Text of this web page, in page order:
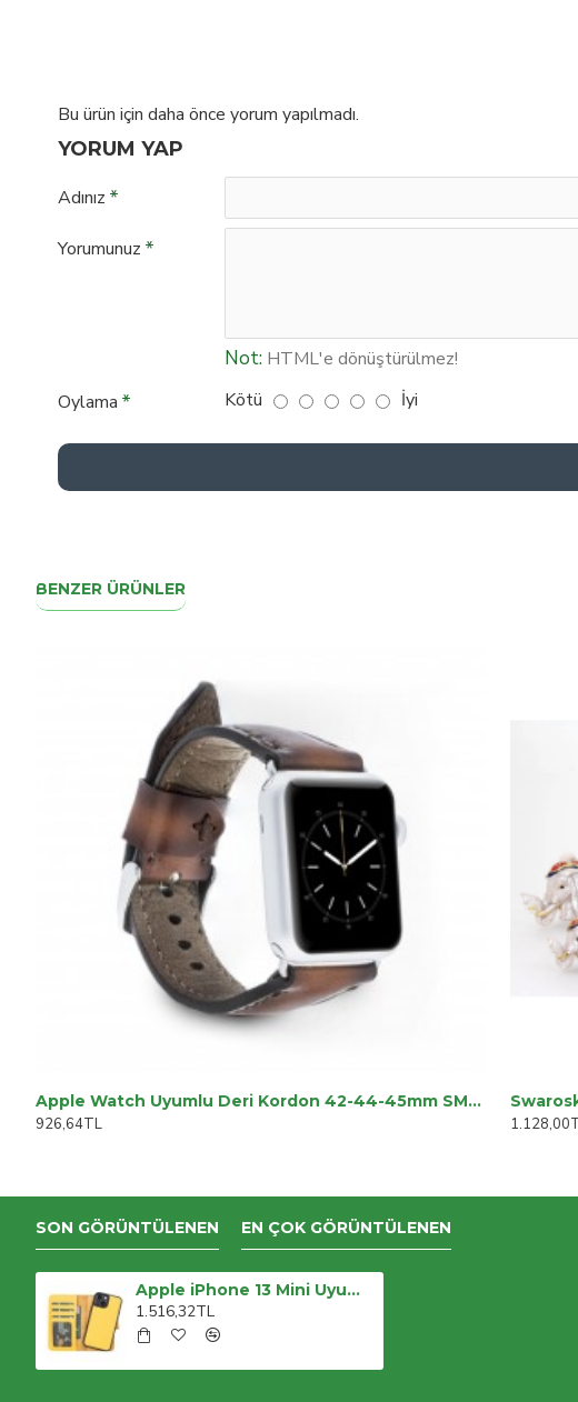
Bu ürün için daha önce yorum yapılmadı.
YORUM YAP
Adınız
Yorumunuz
Not: HTML'e dönüştürülmez!
Oylama
Kötü İyi
BENZER ÜRÜNLER
Apple Watch Uyumlu Deri Kordon 42-44-45mm SM26 Kahve
926,64TL
SON GÖRÜNTÜLENEN EN ÇOK GÖRÜNTÜLENEN
Apple iPhone 13 Mini Uyumlu Deri Cüzdanlı Kılıf FL12 Sarı
1.516,32TL